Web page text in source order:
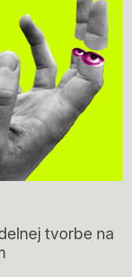
tvorbe na